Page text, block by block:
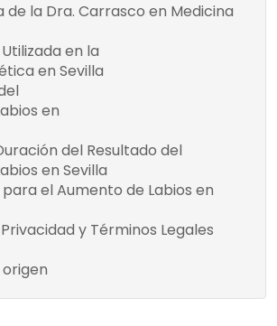
de la Dra. Carrasco en Medicina
en la
en Sevilla
en
del Resultado del
en Sevilla
el Aumento de Labios en
y Términos Legales